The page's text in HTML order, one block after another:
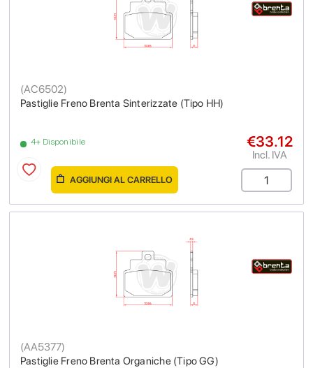
Pastiglie Freno Brenta Sinterizzate (Tipo HH)
(AC6502)
4+ Disponibile €33.12
Incl. IVA
AGGIUNGI AL CARRELLO
Pastiglie Freno Brenta Organiche (Tipo GG)
(AA5377)